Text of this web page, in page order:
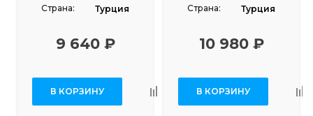
Страна:
Турция
9 640 ₽
В КОРЗИНУ
Страна:
Турция
10 980 ₽
В КОРЗИНУ